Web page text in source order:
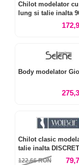
Chilot modelator
lung si talie inalta
Body modelator
Chilot clasic
talie inalta
122,66RON